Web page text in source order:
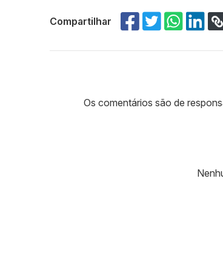
Compartilhar
Os comentários são de